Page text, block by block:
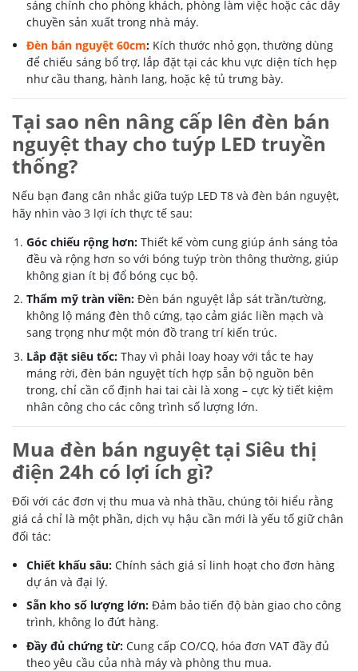
sáng chính cho phòng khách, phòng làm việc hoặc các dây
chuyền sản xuất trong nhà máy.
Đèn bán nguyệt 60cm: Kích thước nhỏ gọn, thường dùng
để chiếu sáng bổ trợ, lắp đặt tại các khu vực diện tích hẹp
như cầu thang, hành lang, hoặc kệ tủ trưng bày.
Tại sao nên nâng cấp lên đèn bán
nguyệt thay cho tuýp LED truyền
thống?
Nếu bạn đang cân nhắc giữa tuýp LED T8 và đèn bán nguyệt,
hãy nhìn vào 3 lợi ích thực tế sau:
Góc chiếu rộng hơn: Thiết kế vòm cung giúp ánh sáng tỏa
đều và rộng hơn so với bóng tuýp tròn thông thường, giúp
không gian ít bị đổ bóng cục bộ.
Thẩm mỹ tràn viền: Đèn bán nguyệt lắp sát trần/tường,
không lộ máng đèn thô cứng, tạo cảm giác liền mạch và
sang trọng như một món đồ trang trí kiến trúc.
Lắp đặt siêu tốc: Thay vì phải loay hoay với tắc te hay
máng rời, đèn bán nguyệt tích hợp sẵn bộ nguồn bên
trong, chỉ cần cố định hai tai cài là xong – cực kỳ tiết kiệm
nhân công cho các công trình số lượng lớn.
Mua đèn bán nguyệt tại Siêu thị
điện 24h có lợi ích gì?
Đối với các đơn vị thu mua và nhà thầu, chúng tôi hiểu rằng
giá cả chỉ là một phần, dịch vụ hậu cần mới là yếu tố giữ chân
đối tác:
Chiết khấu sâu: Chính sách giá sỉ linh hoạt cho đơn hàng
dự án và đại lý.
Sẵn kho số lượng lớn: Đảm bảo tiến độ bàn giao cho công
trình, không lo đứt hàng.
Đầy đủ chứng từ: Cung cấp CO/CQ, hóa đơn VAT đầy đủ
theo yêu cầu của nhà máy và phòng thu mua.